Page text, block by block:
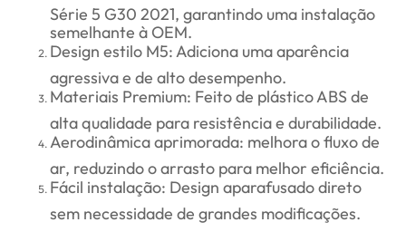
Série 5 G30 2021, garantindo uma instalação
semelhante à OEM.
Design estilo M5: Adiciona uma aparência
agressiva e de alto desempenho.
Materiais Premium: Feito de plástico ABS de
alta qualidade para resistência e durabilidade.
Aerodinâmica aprimorada: melhora o fluxo de
ar, reduzindo o arrasto para melhor eficiência.
Fácil instalação: Design aparafusado direto
sem necessidade de grandes modificações.